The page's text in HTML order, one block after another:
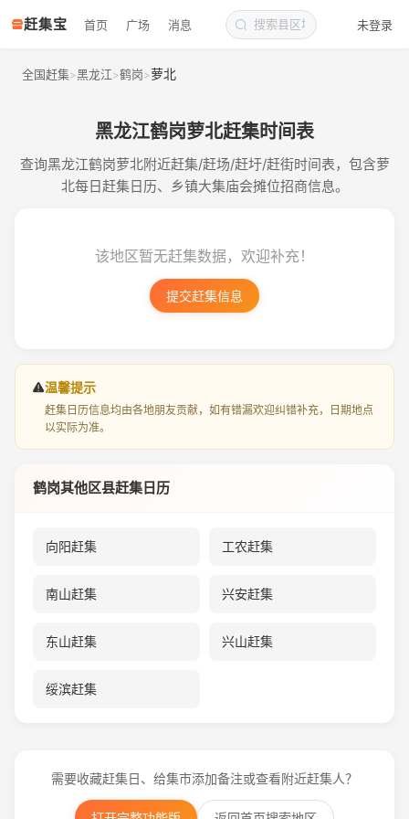
赶集宝 首页 广场 消息 未登录
全国赶集>黑龙江>鹤岗>萝北
黑龙江鹤岗萝北赶集时间表
查询黑龙江鹤岗萝北附近赶集/赶场/赶圩/赶街时间表，包含萝
北每日赶集日历、乡镇大集庙会摊位招商信息。
该地区暂无赶集数据，欢迎补充！
提交赶集信息
温馨提示
赶集日历信息均由各地朋友贡献，如有错漏欢迎纠错补充，日期地点
以实际为准。
鹤岗其他区县赶集日历
向阳赶集 工农赶集
南山赶集 兴安赶集
东山赶集 兴山赶集
绥滨赶集
需要收藏赶集日、给集市添加备注或查看附近赶集人？